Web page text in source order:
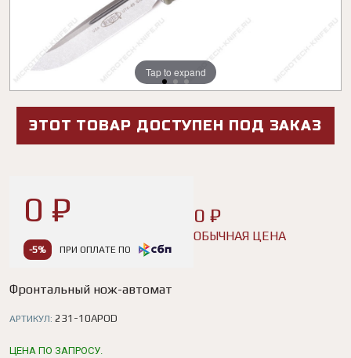
Tap to expand
Tap to expand
Tap to expand
ЭТОТ ТОВАР ДОСТУПЕН ПОД ЗАКАЗ
0 ₽
-5% ПРИ ОПЛАТЕ ПО
0 ₽
ОБЫЧНАЯ ЦЕНА
Фронтальный нож-автомат
АРТИКУЛ: 231-10APOD
ЦЕНА ПО ЗАПРОСУ.